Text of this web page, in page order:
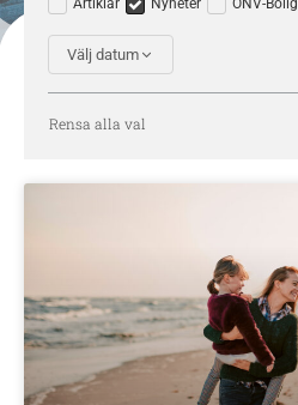
Välj datum
Rensa alla val